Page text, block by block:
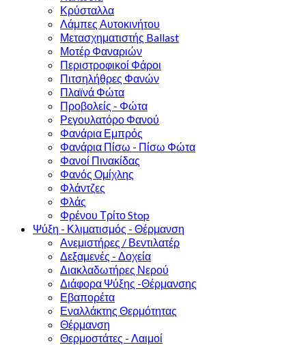
Κρύσταλλα
Λάμπες Αυτοκινήτου
Μετασχηματιστής Ballast
Μοτέρ Φαναριών
Περιστροφικοί Φάροι
Πιτσηλήθρες Φανών
Πλαϊνά Φώτα
Προβολείς - Φώτα
Ρεγουλατόρο Φανού
Φανάρια Εμπρός
Φανάρια Πίσω - Πίσω Φώτα
Φανοί Πινακίδας
Φανός Ομίχλης
Φλάντζες
Φλάς
Φρένου Τρίτο Stop
Ψύξη - Κλιματισμός - Θέρμανση
Ανεμιστήρες / Βεντιλατέρ
Δεξαμενές - Δοχεία
Διακλαδωτήρες Νερού
Διάφορα Ψύξης -Θέρμανσης
Εβαπορέτα
Εναλλάκτης Θερμότητας
Θέρμανση
Θερμοστάτες - Λαιμοί